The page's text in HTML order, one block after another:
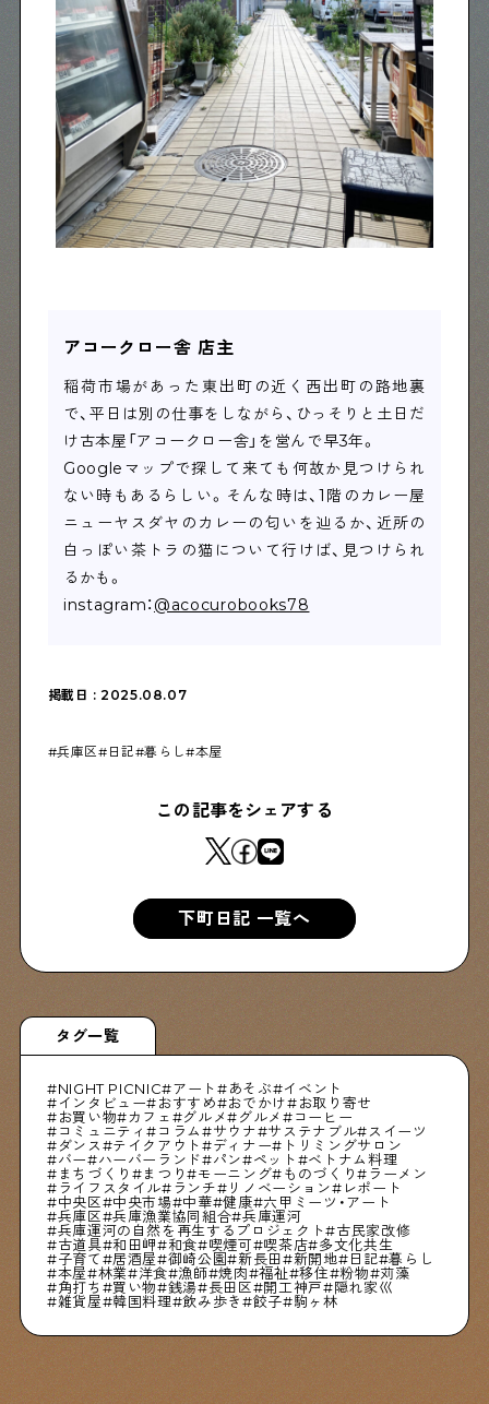
アコークロー舎 店主
稲荷市場があった東出町の近く西出町の路地裏
で、平日は別の仕事をしながら、ひっそりと土日だ
け古本屋「アコークロー舎」を営んで早3年。
Googleマップで探して来ても何故か見つけられ
ない時もあるらしい。そんな時は、1階のカレー屋
ニューヤスダヤのカレーの匂いを辿るか、近所の
白っぽい茶トラの猫について行けば、見つけられ
るかも。
instagram： @acocurobooks78
掲載日 : 2025.08.07
兵庫区 日記 暮らし 本屋
この記事をシェアする
下町日記 一覧へ
タグ一覧
NIGHT PICNIC アート あそぶ
イベント
インタビュー
おすすめ おでかけ
お取り寄せ
お買い物
カフェ グルメ グルメ
コーヒー
コミュニティ
コラム サウナ サステナブル
スイーツ
ダンス
テイクアウト ディナー
トリミングサロン
バー
ハーバーランド パン ペット
ベトナム料理
まちづくり
まつり モーニング ものづくり
ラーメン
ライフスタイル
ランチ リノベーション
レポート
中央区
中央市場 中華 健康
六甲ミーツ・アート
兵庫区
兵庫漁業協同組合
兵庫運河
兵庫運河の自然を再生するプロジェクト
古民家改修
古道具
和田岬 和食 喫煙可 喫茶店
多文化共生
子育て
居酒屋 御崎公園 新長田 新開地 日記
暮らし
本屋
林業 洋食 漁師 焼肉 福祉 移住 粉物
苅藻
角打ち
買い物 銭湯 長田区 開工神戸
隠れ家巛
雑貨屋
韓国料理 飲み歩き 餃子 駒ヶ林